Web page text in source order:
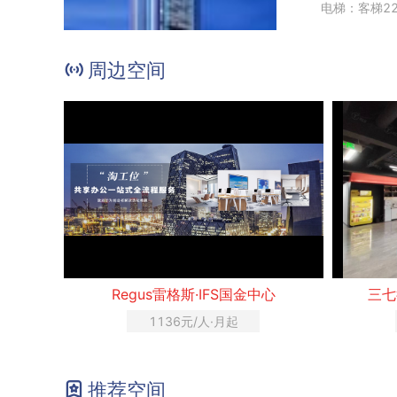
电梯：客梯
周边空间
Regus雷格斯·IFS国金中心
1136元/人·月起
三
推荐空间